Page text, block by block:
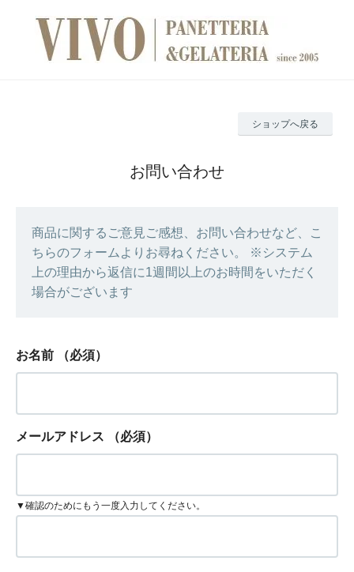
ショップへ戻る
お問い合わせ
商品に関するご意見ご感想、お問い合わせなど、こ
ちらのフォームよりお尋ねください。 ※システム
上の理由から返信に1週間以上のお時間をいただく
場合がございます
お名前 （必須）
メールアドレス （必須）
▼確認のためにもう一度入力してください。